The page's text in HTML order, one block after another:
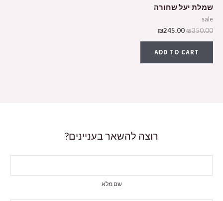
שמלת יעל שחורה
sale
₪350.00
₪245.00
ADD TO CART
רוצה להשאר בעניינים?
שם מלא